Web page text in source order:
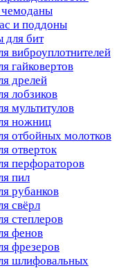
и поддоны
для бит
виброуплотнителей
гайковертов
дрелей
лобзиков
мультитулов
ножниц
отбойных молотков
отверток
перфораторов
пил
рубанков
свёрл
степлеров
фенов
фрезеров
шлифовальных